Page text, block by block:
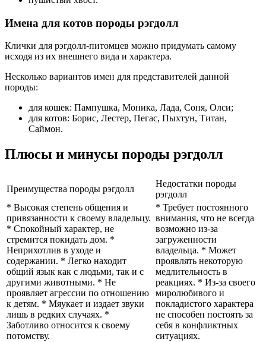
Имена для котов породы рэгдолл
Клички для рэгдолл-питомцев можно придумать самому
исходя из их внешнего вида и характера.
Несколько вариантов имен для представителей данной
породы:
для кошек: Пампушка, Моника, Лада, Соня, Олси;
для котов: Борис, Лестер, Пегас, Пыхтун, Титан,
Саймон.
Плюсы и минусы породы рэгдолл
Преимущества породы рэгдолл
Недостатки породы
рэгдолл
* Высокая степень общения и
привязанности к своему владельцу.
* Спокойный характер, не
стремится покидать дом. *
Неприхотлив в уходе и
содержании. * Легко находит
общий язык как с людьми, так и с
другими животными. * Не
проявляет агрессии по отношению
к детям. * Мяукает и издает звуки
лишь в редких случаях. *
Заботливо относится к своему
потомству.
* Требует постоянного
внимания, что не всегда
возможно из-за
загруженности
владельца. * Может
проявлять некоторую
медлительность в
реакциях. * Из-за своего
миролюбивого и
покладистого характера
не способен постоять за
себя в конфликтных
ситуациях.